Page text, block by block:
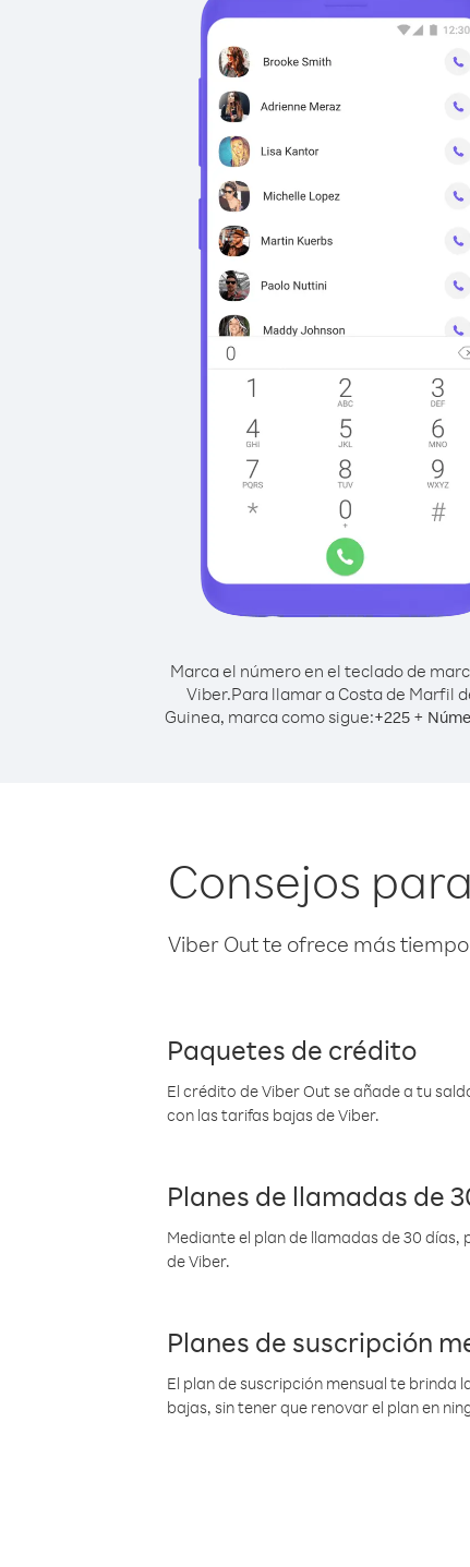
Marca el número en el teclado de
Viber.Para llamar a Costa de Marfil
Guinea, marca como sigue:+225+
Consejos
Viber Out te ofrece más
Paquetes de crédito
El crédito de Viber Out se añade a tu
con las tarifas bajas de Viber.
Planes de llamadas de
Mediante el plan de llamadas de 30
de Viber.
Planes de suscripción
El plan de suscripción mensual te
bajas, sin tener que renovar el plan en